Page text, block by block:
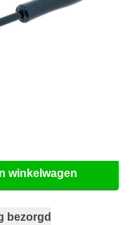
winkelwagen
bezorgd